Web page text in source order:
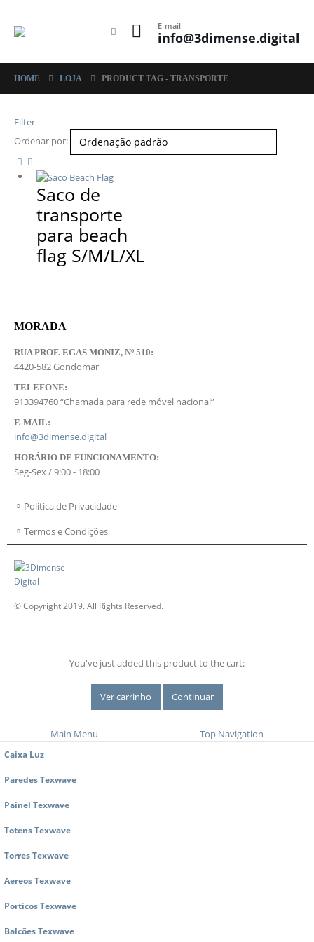
E-mail
info@3dimense.digital
HOME LOJA PRODUCT TAG - TRANSPORTE
Filter
Ordenar por:
Saco de
transporte
para beach
flag S/M/L/XL
MORADA
RUA PROF. EGAS MONIZ, Nº 510:
4420-582 Gondomar
TELEFONE:
913394760 “Chamada para rede móvel nacional”
E-MAIL:
info@3dimense.digital
HORÁRIO DE FUNCIONAMENTO:
Seg-Sex / 9:00 - 18:00
Politica de Privacidade
Termos e Condições
© Copyright 2019. All Rights Reserved.
You've just added this product to the cart:
Ver carrinho Continuar
Main Menu Top Navigation
Caixa Luz
Paredes Texwave
Painel Texwave
Totens Texwave
Torres Texwave
Aereos Texwave
Porticos Texwave
Balcões Texwave